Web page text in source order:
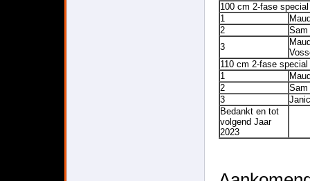
100 cm 2-fase
1
2
Sam
3
110 cm 2-fase special
1
2
Sam
3
Bedankt en tot
volgend Jaar
2023